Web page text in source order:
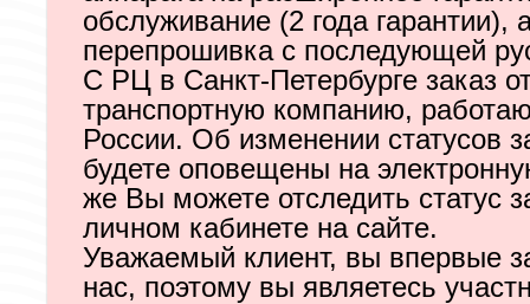
обслуживание (2 года гарантии),
перепрошивка с последующей
С РЦ в Санкт-Петербурге заказ
транспортную компанию,
России. Об изменении статусов
будете оповещены на
же Вы можете отследить статус
личном кабинете на сайте.
Уважаемый клиент, вы впервые
нас, поэтому вы являетесь